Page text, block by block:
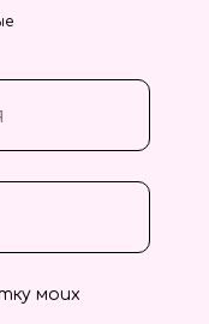
моих